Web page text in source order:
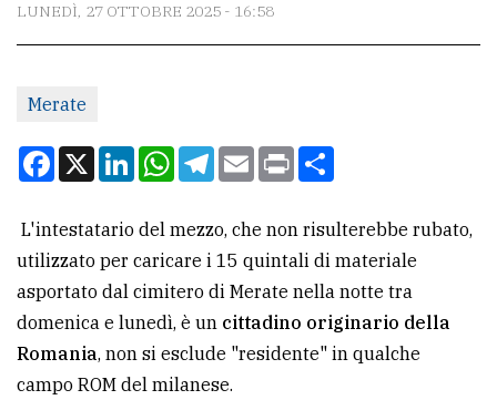
Per
la
pubblicità
CERCA
Cerca
per
comune
avanzata
LUNEDÌ, 27 OTTOBRE 2025 - 16:58
Merate
Facebook
X LinkedInWhatsApp
Telegram
EmailPrint
L'intestatario del mezzo, che non risulterebbe rubato,
utilizzato per caricare i 15 quintali di materiale
asportato dal cimitero di Merate nella notte tra
domenica e lunedì, è un cittadino originario della
Romania, non si esclude "residente" in qualche
campo ROM del milanese.